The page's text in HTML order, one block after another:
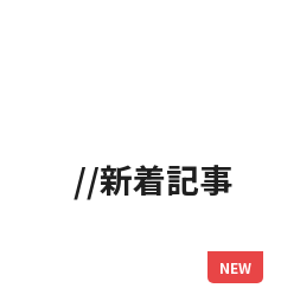
//新着記事
NEW